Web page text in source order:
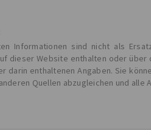
Informationen sind nicht als
dieser Website enthalten oder über
darin enthaltenen Angaben. Sie
Quellen abzugleichen und